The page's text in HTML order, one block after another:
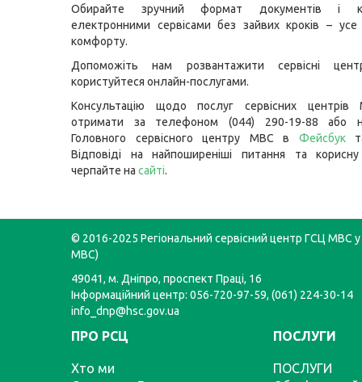
Обирайте зручний формат документів і
електронними сервісами без зайвих кроків –
комфорту.
Допоможіть нам розвантажити сервісні
користуйтеся онлайн-послугами.
Консультацію щодо послуг сервісних
отримати за телефоном (044) 290-19-88 або
Головного сервісного центру МВС в Фейсбук
Відповіді на найпоширеніші питання та
черпайте на сайті.
© 2016-2025 Регіональний сервісний центр ГСЦ МВС у
МВС)
49041, м. Дніпро, проспект Праці, 16
Інформаційний центр: 056-720-97-59, (061) 224-30-14
info_dnp@hsc.gov.ua
ПРО РСЦ
Хто ми
ПОСЛУГИ
ПОСЛУГИ